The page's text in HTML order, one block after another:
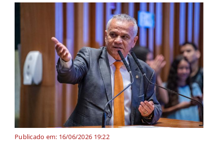
Publicado em: 16/06/2026 19:22